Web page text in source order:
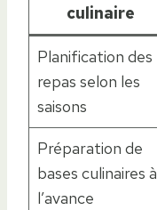
culinaire
Planification des
repas selon les
saisons
Préparation de
bases culinaires à
l’avance